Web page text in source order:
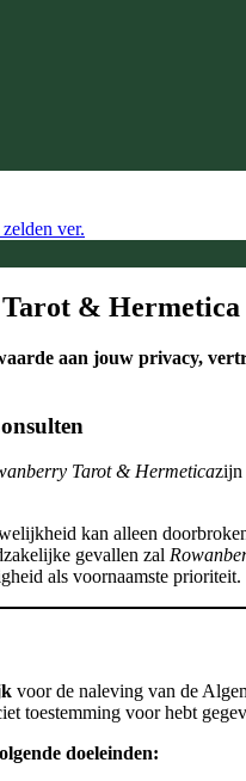
& Hermetica
aan jouw privacy,
Tarot & Hermeticazijn
kan alleen
gevallen zal
als voornaamste prioriteit.
voor de naleving van de
toestemming voor hebt
doeleinden: